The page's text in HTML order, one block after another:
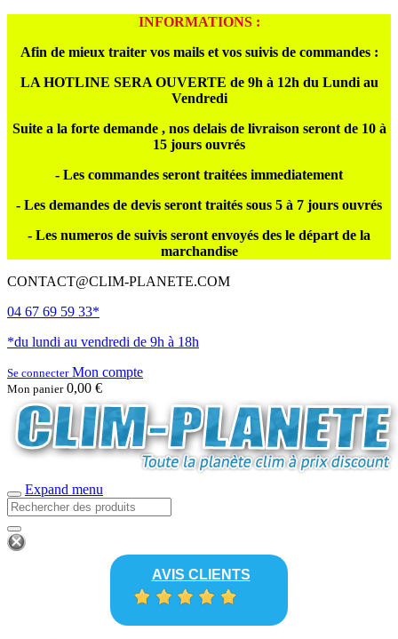
INFORMATIONS :
Afin de mieux traiter vos mails et vos suivis de commandes :
LA HOTLINE SERA OUVERTE de 9h à 12h du Lundi au
Vendredi
Suite a la forte demande , nos delais de livraison seront de 10 à
15 jours ouvrés
- Les commandes seront traitées immediatement
- Les demandes de devis seront traités sous 5 à 7 jours ouvrés
- Les numeros de suivis seront envoyés des le départ de la
marchandise
CONTACT@CLIM-PLANETE.COM
04 67 69 59 33*
*du lundi au vendredi de 9h à 18h
Se connecterMon compte
Mon panier 0,00 €
Expand menu
AVIS CLIENTS